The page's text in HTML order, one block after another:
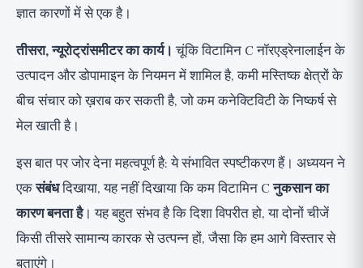
ज्ञात कारणों में से एक है।
तीसरा, न्यूरोट्रांसमीटर का कार्य। चूंकि विटामिन C नॉरएड्रेनालाईन के
उत्पादन और डोपामाइन के नियमन में शामिल है, कमी मस्तिष्क क्षेत्रों के
बीच संचार को ख़राब कर सकती है, जो कम कनेक्टिविटी के निष्कर्ष से
मेल खाती है।
इस बात पर जोर देना महत्वपूर्ण है: ये संभावित स्पष्टीकरण हैं। अध्ययन ने
एकसंबंधदिखाया, यह नहीं दिखाया कि कम विटामिन Cनुकसान का
कारण बनता है। यह बहुत संभव है कि दिशा विपरीत हो, या दोनों चीजें
किसी तीसरे सामान्य कारक से उत्पन्न हों, जैसा कि हम आगे विस्तार से
बताएंगे।